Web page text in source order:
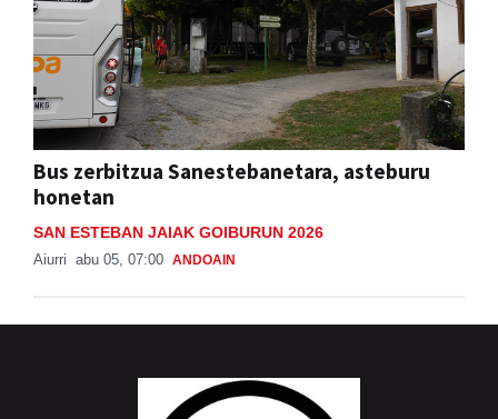
Bus zerbitzua Sanestebanetara, asteburu
honetan
SAN ESTEBAN JAIAK GOIBURUN 2026
Aiurri abu 05, 07:00 ANDOAIN